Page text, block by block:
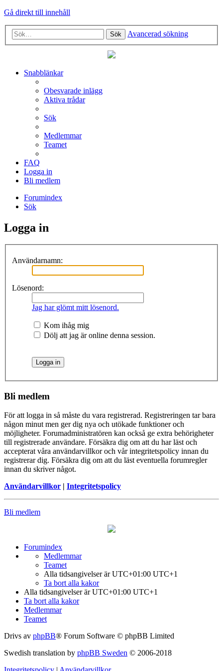
Gå direkt till innehåll
Sök Avancerad sökning
Snabblänkar
Obesvarade inlägg
Aktiva trådar
Sök
Medlemmar
Teamet
FAQ
Logga in
Bli medlem
Forumindex
Sök
Logga in
Användarnamn:
Lösenord:
Jag har glömt mitt lösenord.
Kom ihåg mig
Dölj att jag är online denna session.
Bli medlem
För att logga in så måste du vara registrerad. Registreringen tar bara
någon minut men ger dig nya och utökade funktioner och
möjligheter. Forumadministratören kan också ge extra behörigheter
till registrerade användare. Försäkra dig om att du har läst och
accepterat våra användarvillkor och vår integritetspolicy innan du
registrerar dig. Försäkra dig om att du läst eventuella forumregler
innan du skriver något.
Användarvillkor | Integritetspolicy
Bli medlem
Forumindex
Medlemmar
Teamet
Alla tidsangivelser är UTC+01:00 UTC+1
Ta bort alla kakor
Alla tidsangivelser är UTC+01:00 UTC+1
Ta bort alla kakor
Medlemmar
Teamet
Drivs av phpBB® Forum Software © phpBB Limited
Swedish translation by phpBB Sweden © 2006-2018